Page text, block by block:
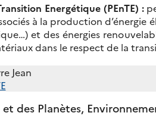
Energétique (PEnTE) :
à la production d’énergie
et des énergies
dans le respect de la
Jean
des Planètes,